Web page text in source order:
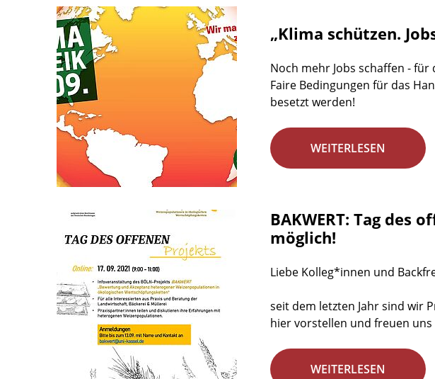
„Klima schützen.
Noch mehr Jobs schaffen -
Faire Bedingungen für das
besetzt werden!
WEITERLESEN
BAKWERT: Tag
möglich!
Liebe Kolleg*innen und
seit dem letzten Jahr sind wir
hier vorstellen und freuen uns
WEITERLESEN